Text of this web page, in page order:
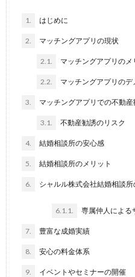
1. はじめに
2. マッチングアプリの現状
2.1. マッチングアプリのメ
2.2. マッチングアプリのデ
3. マッチングアプリでの不動産
3.1. 不動産勧誘のリスク
4. 結婚相談所の安心感
5. 結婚相談所のメリット
6. シャルル株式会社結婚相談所
6.1.1. 専属仲人による
7. 豊富な成婚実績
8. 安心の料金体系
9. イベントやセミナーの開催